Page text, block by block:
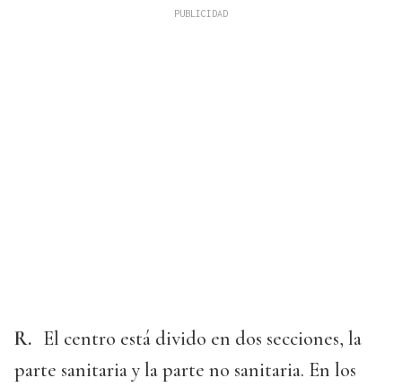
R. El centro está divido en dos secciones, la
parte sanitaria y la parte no sanitaria. En los